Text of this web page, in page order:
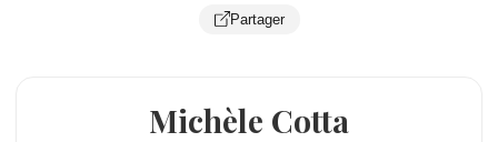
Partager
Michèle Cotta